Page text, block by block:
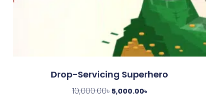
Drop-Servicing Superhero
10,000.00৳ 5,000.00৳